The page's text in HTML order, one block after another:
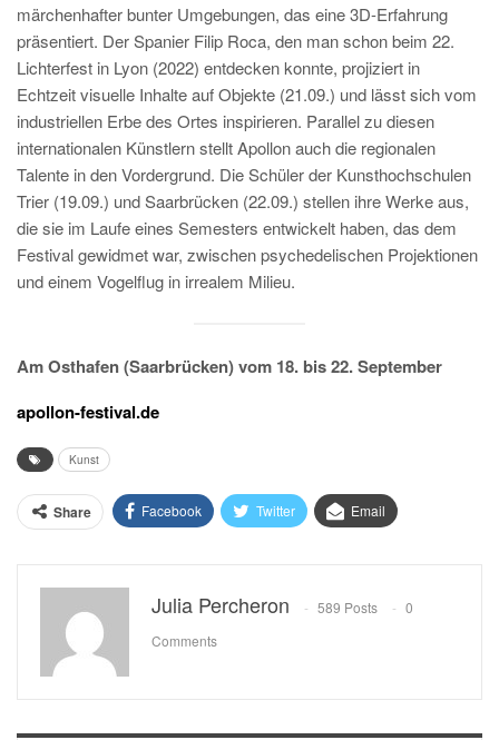
märchenhafter bunter Umgebungen, das eine 3D-Erfahrung
präsentiert. Der Spanier Filip Roca, den man schon beim 22.
Lichterfest in Lyon (2022) entdecken konnte, projiziert in
Echtzeit visuelle Inhalte auf Objekte (21.09.) und lässt sich vom
industriellen Erbe des Ortes inspirieren. Parallel zu diesen
internationalen Künstlern stellt Apollon auch die regionalen
Talente in den Vordergrund. Die Schüler der Kunsthochschulen
Trier (19.09.) und Saarbrücken (22.09.) stellen ihre Werke aus,
die sie im Laufe eines Semesters entwickelt haben, das dem
Festival gewidmet war, zwischen psychedelischen Projektionen
und einem Vogelflug in irrealem Milieu.
Am Osthafen (Saarbrücken) vom 18. bis 22. September
apollon-festival.de
Kunst
Share Facebook Twitter Email
Julia Percheron 589 Posts
0
Comments